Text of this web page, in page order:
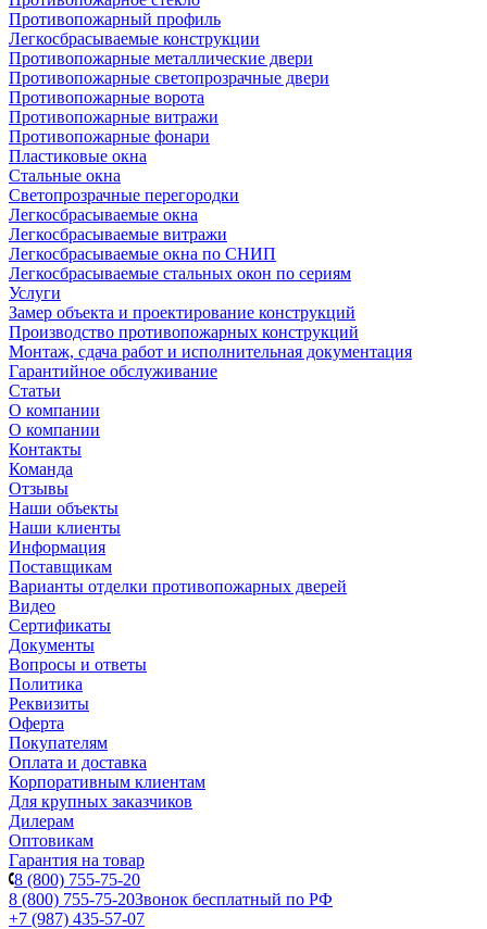
Противопожарный профиль
Легкосбрасываемые конструкции
Противопожарные металлические двери
Противопожарные светопрозрачные двери
Противопожарные ворота
Противопожарные витражи
Противопожарные фонари
Пластиковые окна
Стальные окна
Светопрозрачные перегородки
Легкосбрасываемые окна
Легкосбрасываемые витражи
Легкосбрасываемые окна по СНИП
Легкосбрасываемые стальных окон по сериям
Услуги
Замер объекта и проектирование конструкций
Производство противопожарных конструкций
Монтаж, сдача работ и исполнительная документация
Гарантийное обслуживание
Статьи
О компании
О компании
Контакты
Команда
Отзывы
Наши объекты
Наши клиенты
Информация
Поставщикам
Варианты отделки противопожарных дверей
Видео
Сертификаты
Документы
Вопросы и ответы
Политика
Реквизиты
Оферта
Покупателям
Оплата и доставка
Корпоративным клиентам
Для крупных заказчиков
Дилерам
Оптовикам
Гарантия на товар
8 (800) 755-75-20
8 (800) 755-75-20Звонок бесплатный по РФ
+7 (987) 435-57-07